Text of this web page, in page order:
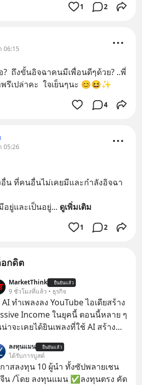
1 2
06:15
ถึงขั้นอิจฉาคนมีเพื่อนดีๆด้วย? ..พี่
เปล่าคะ  ใจเย็นๆนะ 😊😆✨
4
05:26
อื่น ที่คนอื่นไม่เคยมีและกำลังอิจฉา
อยู่และเป็นอยู่... ดูเพิ่มเติม
1 2
กดิต
MarketThink ยืนยันแล้ว
9 ชั่วโมงที่แล้ว • ธุรกิจ
ทำเพลงลง YouTube ไอเดียสร้าง
Income ในยุคนี้ ตอนนี้หลาย ๆ
าจะเคยได้ยินเพลงที่ใช้ AI สร้าง
เรา” จากช่องชื่อว่า UNHEARD
ที่ตอนนี้มียอดรับชมกว่า 26
ครั้งแล้ว
ลงทุนแมน ยืนยันแล้ว
ได้รับการบูสต์
าสลงทุน 10 ผู้นำ ทั้งซัปพลายเชน
น /โดย ลงทุนแมน ✅ลงทุนตรง คัด